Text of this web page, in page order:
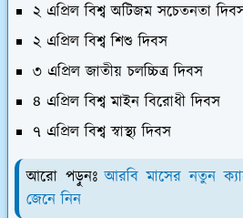
২ এপ্রিল বিশ্ব অটিজম সচেতনতা
২ এপ্রিল বিশ্ব শিশু দিবস
৩ এপ্রিল জাতীয় চলচ্চিত্র দিবস
৪ এপ্রিল বিশ্ব মাইন বিরোধী দিবস
৭ এপ্রিল বিশ্ব স্বাস্থ্য দিবস
আরো পড়ুনঃআরবি মাসের নতুন
জেনে নিন